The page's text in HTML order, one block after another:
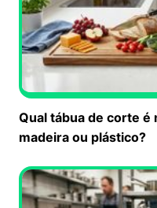
Qual tábua de corte é
madeira ou plástico?